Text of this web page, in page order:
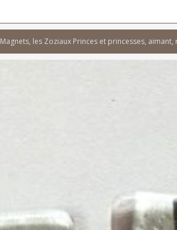
Magnets, les Zoziaux Princes et princesses,